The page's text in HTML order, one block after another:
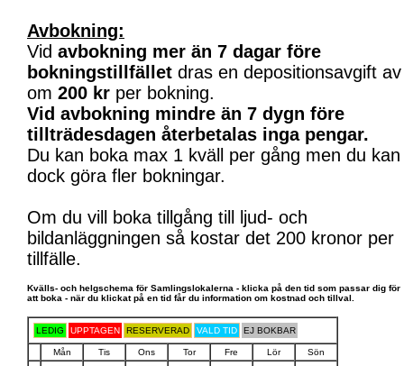
Avbokning:
Vid avbokning mer än 7 dagar före
bokningstillfället dras en depositionsavgift av
om 200 kr per bokning.
Vid avbokning mindre än 7 dygn före
tillträdesdagen återbetalas inga pengar.
Du kan boka max 1 kväll per gång men du kan
dock göra fler bokningar.
Om du vill boka tillgång till ljud- och
bildanläggningen så kostar det 200 kronor per
tillfälle.
Kvälls- och helgschema för Samlingslokalerna - klicka på den tid som passar dig för
att boka - när du klickat på en tid får du information om kostnad och tillval.
LEDIG UPPTAGEN RESERVERAD VALD TID EJ BOKBAR
Mån Tis Ons Tor Fre Lör
Sön